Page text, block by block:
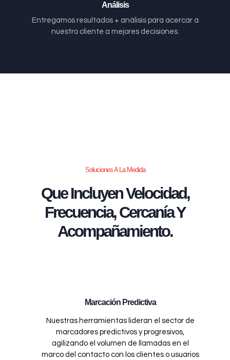
Análisis
Entregamos resultados + análisis para acercar a
nuestro cliente a mejores decisiones.
Soluciones A La Medida
Que Incluyen Velocidad,
Frecuencia, Cercanía Y
Acompañamiento.
Marcación Predictiva
Nuestras herramientas lideran el sector de
marcadores predictivos y progresivos,
agilizando el volumen de llamadas en el
marco del contacto con los clientes o usuarios